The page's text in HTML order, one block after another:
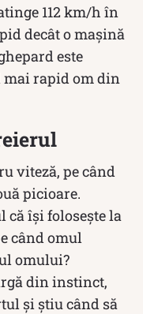
112 km/h în
decât o mașină
este
rapid om din
viteză, pe când
picioare.
își folosește la
când omul
omului?
din instinct,
și știu când să